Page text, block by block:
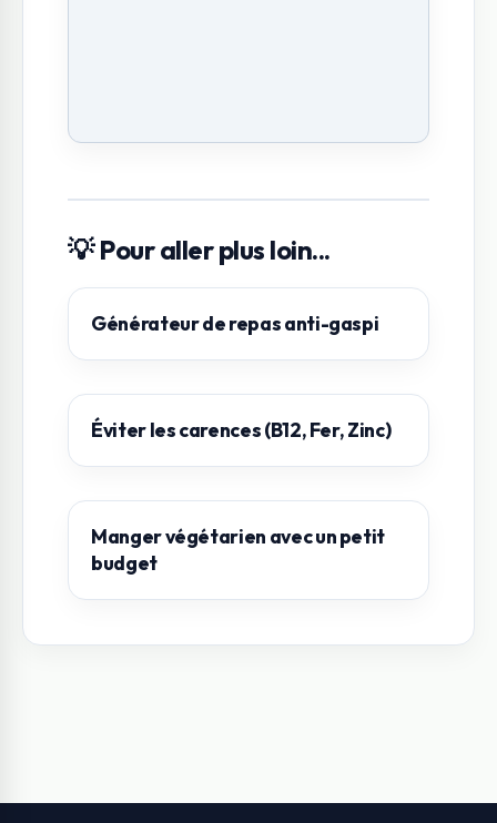
💡 Pour aller plus loin...
Générateur de repas anti-gaspi
Éviter les carences (B12, Fer, Zinc)
Manger végétarien avec un petit
budget